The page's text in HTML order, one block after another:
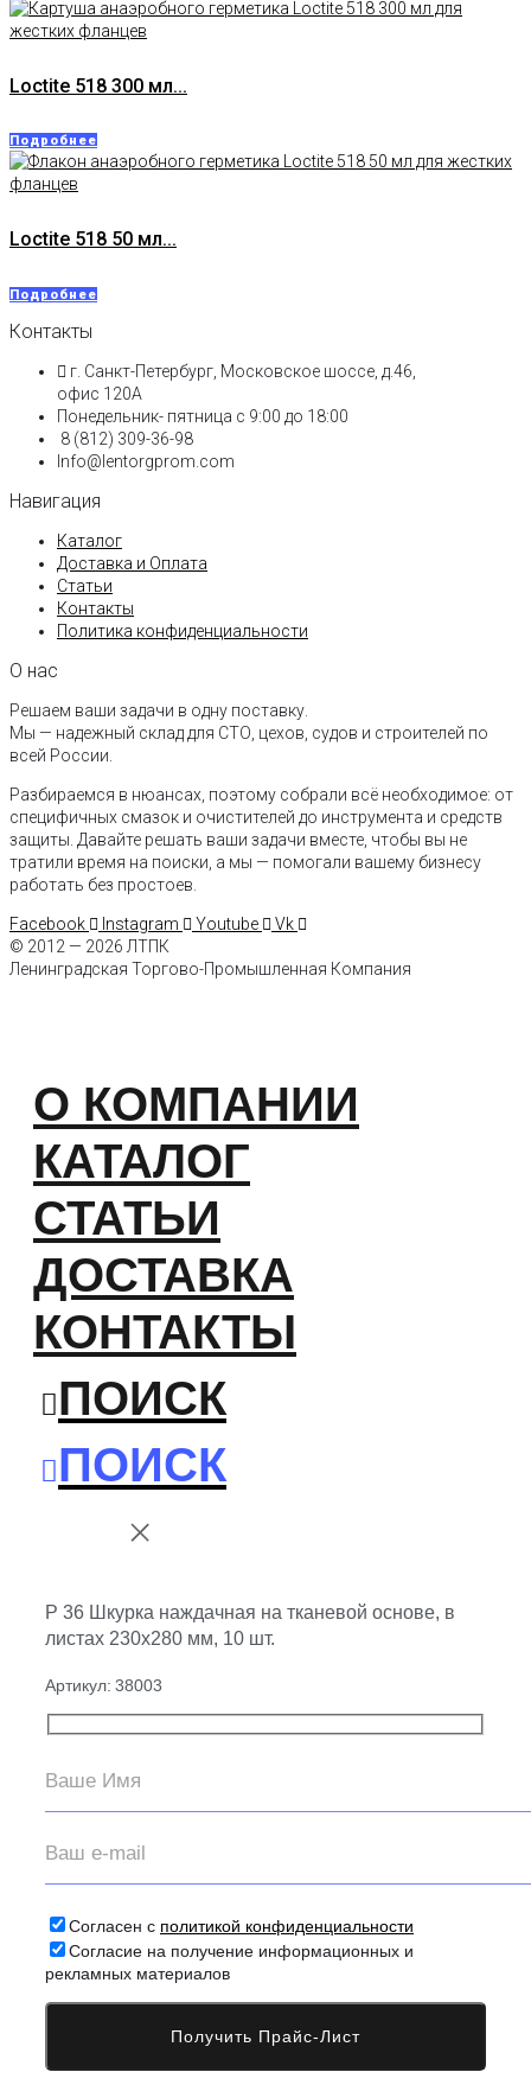
Loctite 518 300 мл...
Подробнее
Loctite 518 50 мл...
Подробнее
Контакты
г. Санкт-Петербург, Московское шоссе, д.46,
офис 120А
Понедельник- пятница с 9:00 до 18:00​
8 (812) 309-36-98
Info@lentorgprom.com
Навигация
Каталог
Доставка и Оплата
Статьи
Контакты
Политика конфиденциальности
О нас
Решаем ваши задачи в одну поставку.
Мы — надежный склад для СТО, цехов, судов и строителей по
всей России.
Разбираемся в нюансах, поэтому собрали всё необходимое: от
специфичных смазок и очистителей до инструмента и средств
защиты. Давайте решать ваши задачи вместе, чтобы вы не
тратили время на поиски, а мы — помогали вашему бизнесу
работать без простоев.
Facebook Instagram Youtube
Vk
© 2012 — 2026 ЛТПК
Ленинградская Торгово-Промышленная Компания
О КОМПАНИИ
КАТАЛОГ
СТАТЬИ
ДОСТАВКА
КОНТАКТЫ
ПОИСК
ПОИСК
Р 36 Шкурка наждачная на тканевой основе, в
листах 230х280 мм, 10 шт.
Артикул: 38003
Согласен с политикой конфиденциальности
Согласие на получение информационных и
рекламных материалов